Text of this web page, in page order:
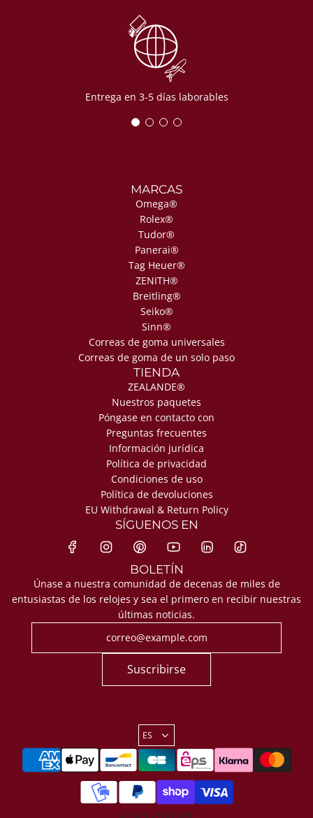
Entrega en 3-5 días laborables
MARCAS
Omega®
Rolex®
Tudor®
Panerai®
Tag Heuer®
ZENITH®
Breitling®
Seiko®
Sinn®
Correas de goma universales
Correas de goma de un solo paso
TIENDA
ZEALANDE®
Nuestros paquetes
Póngase en contacto con
Preguntas frecuentes
Información jurídica
Política de privacidad
Condiciones de uso
Política de devoluciones
EU Withdrawal & Return Policy
SÍGUENOS EN
BOLETÍN
Únase a nuestra comunidad de decenas de miles de
entusiastas de los relojes y sea el primero en recibir nuestras
últimas noticias.
Suscribirse
ES
© 2026, ZEALANDE